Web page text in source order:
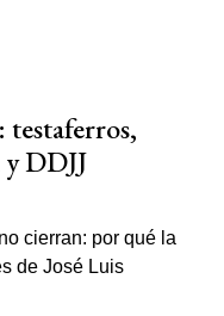
testaferros,
DDJJ